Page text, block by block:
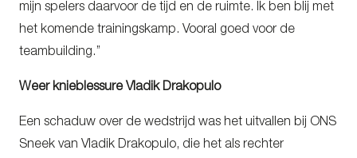
mijn spelers daarvoor de tijd en de ruimte. Ik ben blij met
het komende trainingskamp. Vooral goed voor de
teambuilding.’’
Weer knieblessure Vladik Drakopulo
Een schaduw over de wedstrijd was het uitvallen bij ONS
Sneek van Vladik Drakopulo, die het als rechter